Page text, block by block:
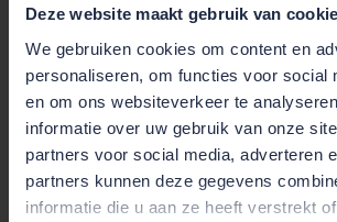
Deze website maakt gebruik van
We gebruiken cookies om content en
personaliseren, om functies voor social
en om ons websiteverkeer te
informatie over uw gebruik van onze
partners voor social media, adverteren
partners kunnen deze gegevens
informatie die u aan ze heeft verstrekt
Publicaties